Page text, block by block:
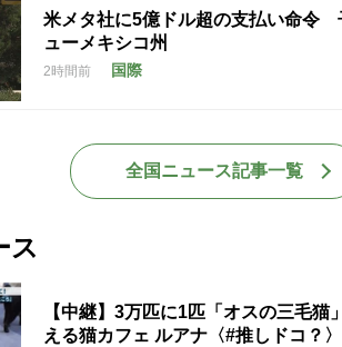
米メタ社に5億ドル超の支払い命令
ューメキシコ州
2時間前 国際
全国ニュース記事一覧
ス
【中継】3万匹に1匹「オスの三毛
える猫カフェ ルアナ〈#推しドコ？〉